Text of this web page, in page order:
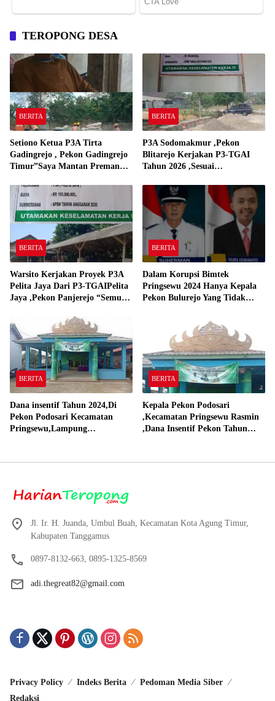
TEROPONG DESA
BERITA
Setiono Ketua P3A Tirta
Gadingrejo , Pekon Gadingrejo
Timur”Saya Mantan Preman
Gadingrejo Tahun 2000″
BERITA
P3A Sodomakmur ,Pekon
Blitarejo Kerjakan P3-TGAI
Tahun 2026 ,Sesuai
BERITA
Warsito Kerjakan Proyek P3A
Pelita Jaya Dari P3-TGAIPelita
Jaya ,Pekon Panjerejo “Semua
BERITA
Dalam Korupsi Bimtek
Pringsewu 2024 Hanya Kepala
Pekon Bulurejo Yang Tidak
BERITA
Dana insentif Tahun 2024,Di
Pekon Podosari Kecamatan
Pringsewu,Lampung
BERITA
Kepala Pekon Podosari
,Kecamatan Pringsewu Rasmin
,Dana Insentif Pekon Tahun
Jl. Ir. H. Juanda, Umbul Buah, Kecamatan Kota Agung Timur,
Kabupaten Tanggamus
0897-8132-663, 0895-1325-8569
adi.thegreat82@gmail.com
Privacy Policy Indeks Berita
Pedoman Media Siber
Redaksi